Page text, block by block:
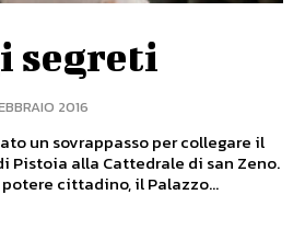
segreti
2016
un sovrappasso per collegare il
Pistoia alla Cattedrale di san Zeno.
cittadino, il Palazzo...